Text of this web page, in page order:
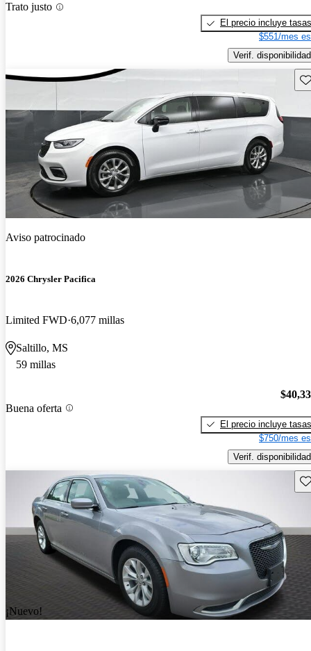
Trato justo
El precio incluye tasas
$551/mes
Verif. disponibilidad
Aviso patrocinado
2026 Chrysler Pacifica
Limited FWD 6,077 millas
Saltillo, MS
59 millas
Buena oferta
El precio incluye tasas
$750/mes
Verif. disponibilidad
¡Nuevo!